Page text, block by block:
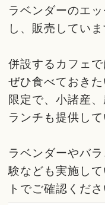
ラベンダーのエ
し、販売していま
併設するカフェ
ぜひ食べておき
限定で、小諸産
ランチも提供して
ラベンダーやバ
験なども実施し
トでご確認くださ